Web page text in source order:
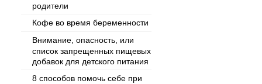
родители
Кофе во время беременности
Внимание, опасность, или
список запрещенных пищевых
добавок для детского питания
8 способов помочь себе при